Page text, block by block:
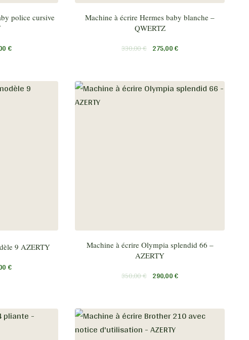
police cursive
€
Machine à écrire Hermes baby blanche –
QWERTZ
330,00€ 275,00€
9 AZERTY
€
Machine à écrire Olympia splendid 66 –
AZERTY
350,00€ 290,00€